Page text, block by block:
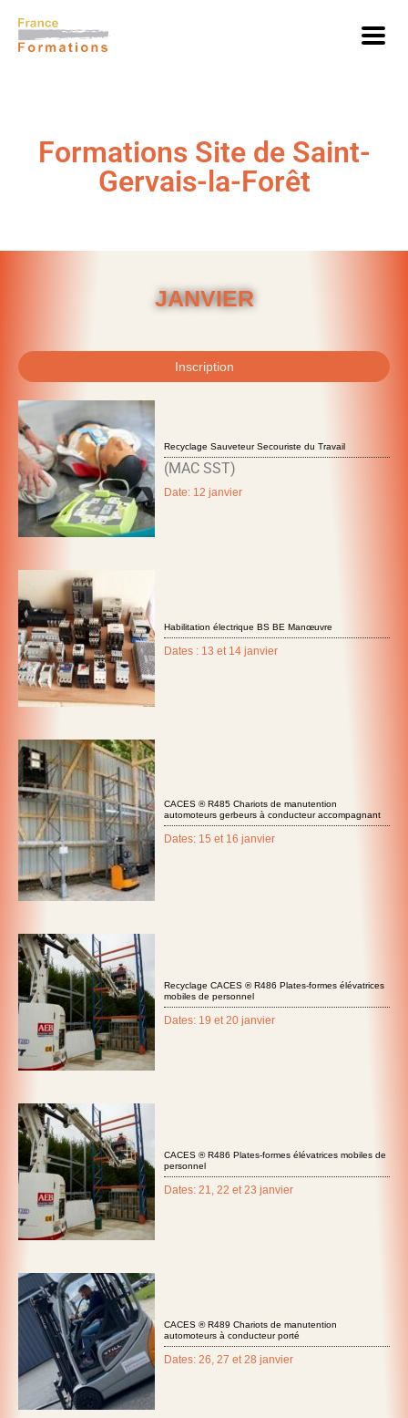
Formations Site de Saint-
Gervais-la-Forêt
JANVIER
Inscription
Recyclage Sauveteur Secouriste du Travail
(MAC SST)
Date: 12 janvier
Habilitation électrique BS BE Manœuvre
Dates : 13 et 14 janvier
CACES ® R485 Chariots de manutention
automoteurs gerbeurs à conducteur accompagnant
Dates: 15 et 16 janvier
Recyclage CACES ® R486 Plates-formes élévatrices
mobiles de personnel
Dates: 19 et 20 janvier
CACES ® R486 Plates-formes élévatrices mobiles de
personnel
Dates: 21, 22 et 23 janvier
CACES ® R489 Chariots de manutention
automoteurs à conducteur porté
Dates: 26, 27 et 28 janvier